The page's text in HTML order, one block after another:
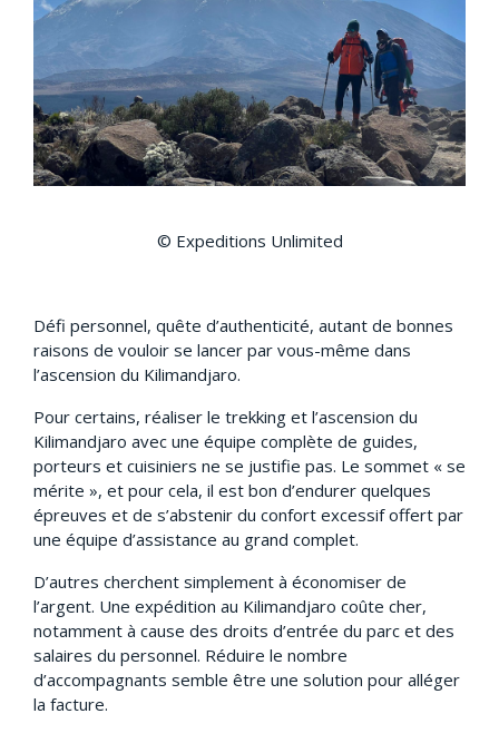
© Expeditions Unlimited
Défi personnel, quête d’authenticité, autant de bonnes
raisons de vouloir se lancer par vous-même dans
l’ascension du Kilimandjaro.
Pour certains, réaliser le trekking et l’ascension du
Kilimandjaro avec une équipe complète de guides,
porteurs et cuisiniers ne se justifie pas. Le sommet « se
mérite », et pour cela, il est bon d’endurer quelques
épreuves et de s’abstenir du confort excessif offert par
une équipe d’assistance au grand complet.
D’autres cherchent simplement à économiser de
l’argent. Une expédition au Kilimandjaro coûte cher,
notamment à cause des droits d’entrée du parc et des
salaires du personnel. Réduire le nombre
d’accompagnants semble être une solution pour alléger
la facture.